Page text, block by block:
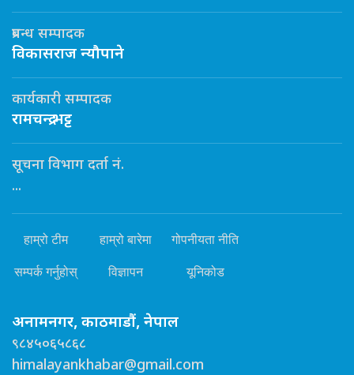
प्रबन्ध सम्पादक
विकासराज न्यौपाने
कार्यकारी सम्पादक
रामचन्द्र भट्ट
सूचना विभाग दर्ता नं.
...
हाम्रो टीम हाम्रो बारेमा गोपनीयता नीति
सम्पर्क गर्नुहोस् विज्ञापन यूनिकोड
अनामनगर, काठमाडौं, नेपाल
९८४५०६५८६८
himalayankhabar@gmail.com